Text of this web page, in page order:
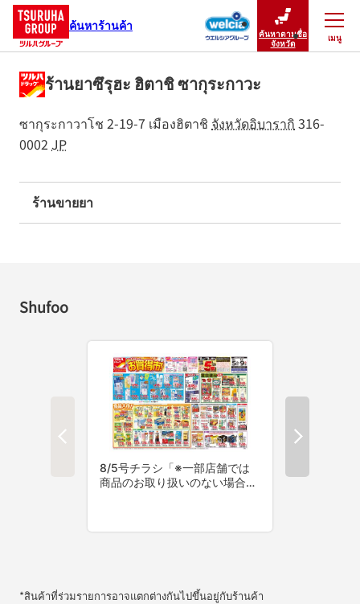
ค้นหาร้านค้า
ค้นหาตามชื่อ
จังหวัด
เมนู
ปิดเมนู
ร้านยาซึรุฮะ ฮิตาชิ ซากุระกาวะ
ซากุระกาวาโช 2-19-7 เมืองฮิตาชิ จังหวัดอิบารากิ 316-
0002 JP
ร้านขายยา
Shufoo
*สินค้าที่ร่วมรายการอาจแตกต่างกันไปขึ้นอยู่กับร้านค้า